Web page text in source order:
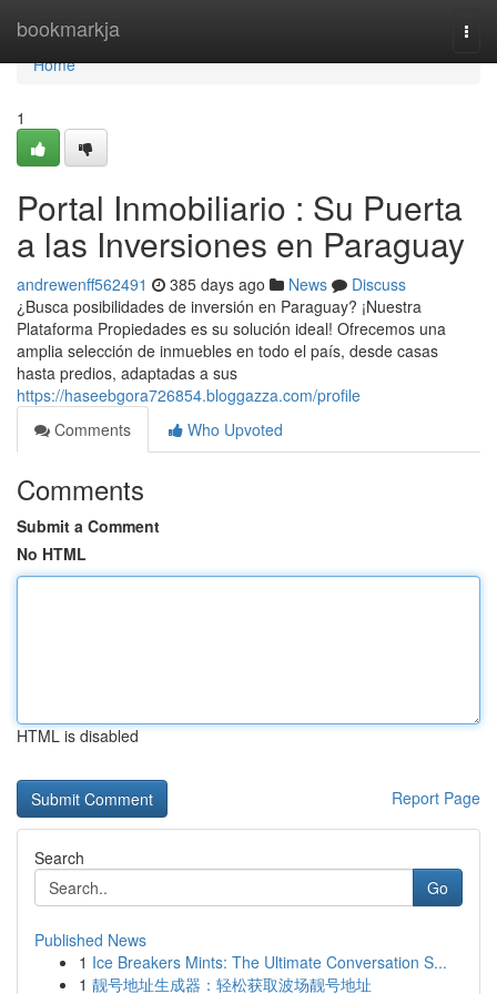
bookmarkja
Home
Home
1
Portal Inmobiliario : Su Puerta
a las Inversiones en Paraguay
andrewenff562491 385 days ago News
Discuss
¿Busca posibilidades de inversión en Paraguay? ¡Nuestra
Plataforma Propiedades es su solución ideal! Ofrecemos una
amplia selección de inmuebles en todo el país, desde casas
hasta predios, adaptadas a sus
https://haseebgora726854.bloggazza.com/profile
Comments
Who Upvoted
Comments
Submit a Comment
No HTML
HTML is disabled
Report Page
Search
Go
Published News
1 Ice Breakers Mints: The Ultimate Conversation S...
1 靓号地址生成器：轻松获取波场靓号地址